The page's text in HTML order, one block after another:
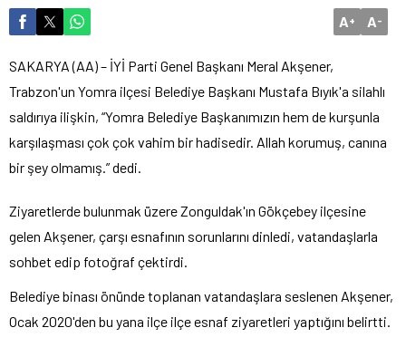
A+ A-
SAKARYA (AA) – İYİ Parti Genel Başkanı Meral Akşener,
Trabzon'un Yomra ilçesi Belediye Başkanı Mustafa Bıyık'a silahlı
saldırıya ilişkin, “Yomra Belediye Başkanımızın hem de kurşunla
karşılaşması çok çok vahim bir hadisedir. Allah korumuş, canına
bir şey olmamış.” dedi.
Ziyaretlerde bulunmak üzere Zonguldak'ın Gökçebey ilçesine
gelen Akşener, çarşı esnafının sorunlarını dinledi, vatandaşlarla
sohbet edip fotoğraf çektirdi.
Belediye binası önünde toplanan vatandaşlara seslenen Akşener,
Ocak 2020'den bu yana ilçe ilçe esnaf ziyaretleri yaptığını belirtti.